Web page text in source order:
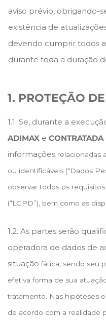
aviso prévio, obrigando-
existência de
devendo cumprir todos
durante toda a duração
1. PROTEÇÃO
1.1. Se, durante a
ADIMAX e CONTRATADA
informações relacionadas
ou identificáveis (“Dados
observartodos os requisitos
(“LGPD”), bem como as
1.2. As partes serão
operadora de dados de
situaçãofática, sendo seu
efetiva forma de sua
tratamento. Nas hipóteses
de acordo com a realidade